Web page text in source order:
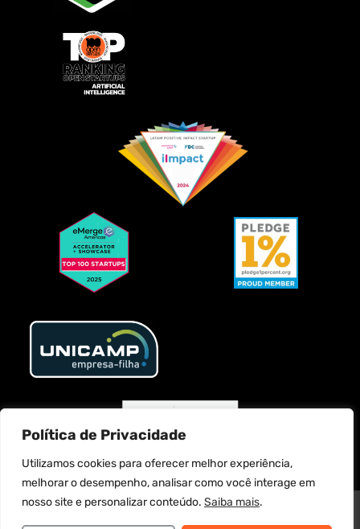
Política de Privacidade
Utilizamos cookies para oferecer melhor experiência,
melhorar o desempenho, analisar como você interage em
nosso site e personalizar conteúdo. Saiba mais.